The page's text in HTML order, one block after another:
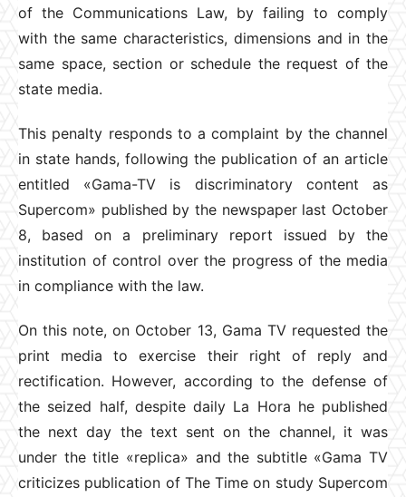
of the Communications Law, by failing to comply
with the same characteristics, dimensions and in the
same space, section or schedule the request of the
state media.
This penalty responds to a complaint by the channel
in state hands, following the publication of an article
entitled «Gama-TV is discriminatory content as
Supercom» published by the newspaper last October
8, based on a preliminary report issued by the
institution of control over the progress of the media
in compliance with the law.
On this note, on October 13, Gama TV requested the
print media to exercise their right of reply and
rectification. However, according to the defense of
the seized half, despite daily La Hora he published
the next day the text sent on the channel, it was
under the title «replica» and the subtitle «Gama TV
criticizes publication of The Time on study Supercom